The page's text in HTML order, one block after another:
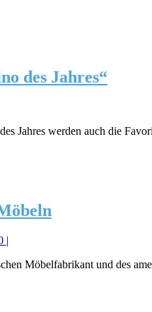
des Jahres“
Jahres werden auch die
|
Möbelfabrikant und des